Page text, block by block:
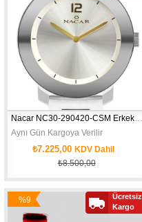
Nacar NC30-290420-CSM Erkek Kol Saati
Aynı Gün Kargoya Verilir
₺7.225,00 KDV Dahil
₺8.500,00
%9
İndirim
Ücretsiz
Kargo